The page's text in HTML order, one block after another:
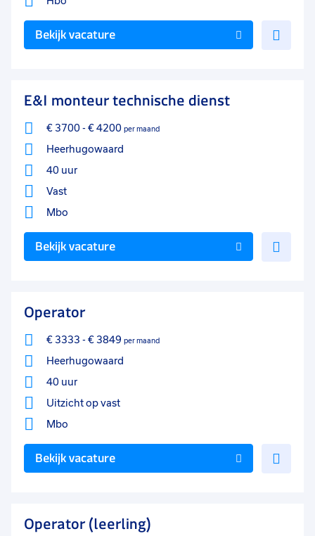
Bekijk vacature
E&I monteur technische dienst
€ 3700- € 4200 per maand
Heerhugowaard
40 uur
Vast
Mbo
Bekijk vacature
Operator
€ 3333 - € 3849 per maand
Heerhugowaard
40 uur
Uitzicht op vast
Mbo
Bekijk vacature
Operator (leerling)